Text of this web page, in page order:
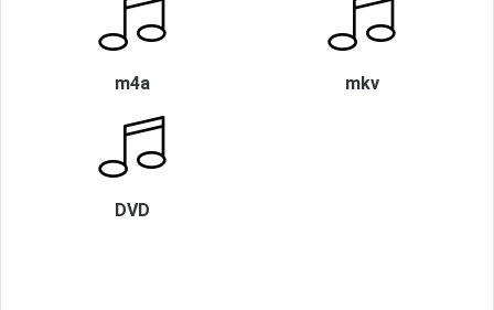
m4a mkv
DVD